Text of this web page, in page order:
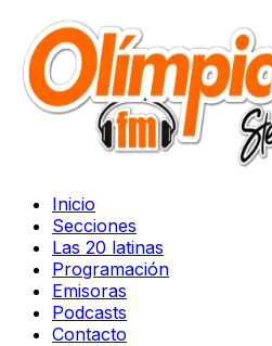
Inicio
Secciones
Las 20 latinas
Programación
Emisoras
Podcasts
Contacto